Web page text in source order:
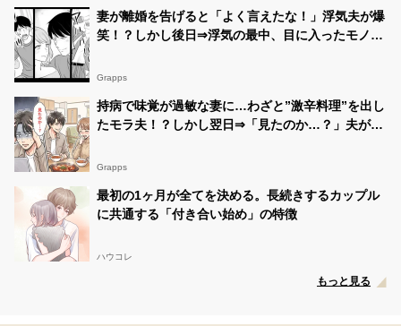
妻が離婚を告げると「よく言えたな！」浮気夫が爆
笑！？しかし後日⇒浮気の最中、目に入ったモノ
Grapps
持病で味覚が過敏な妻に…わざと”激辛料理”を出し
たモラ夫！？しかし翌日⇒「見たのか…？」夫が震
Grapps
最初の1ヶ月が全てを決める。長続きするカップル
に共通する「付き合い始め」の特徴
ハウコレ
もっと見る